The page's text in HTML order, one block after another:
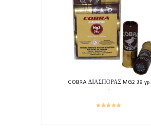
COBRA ΔΙΑΣΠΟΡΑΣ MG2 38 γρ.